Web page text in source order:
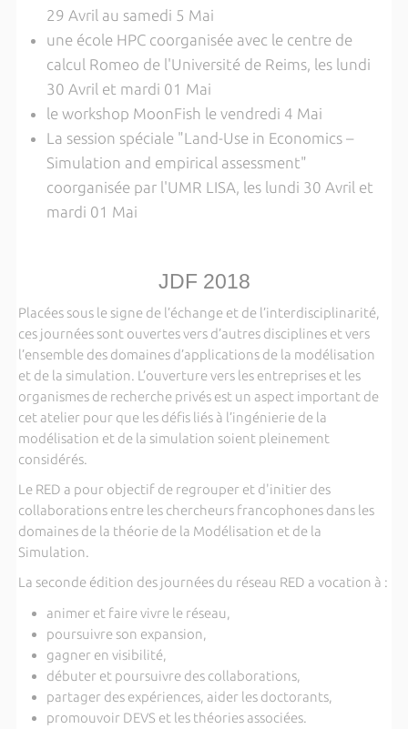
29 Avril au samedi 5 Mai
une école HPC coorganisée avec le centre de
calcul Romeo de l'Université de Reims, les lundi
30 Avril et mardi 01 Mai
le workshop MoonFish le vendredi 4 Mai
La session spéciale "Land-Use in Economics –
Simulation and empirical assessment"
coorganisée par l'UMR LISA, les lundi 30 Avril et
mardi 01 Mai
JDF 2018
Placées sous le signe de l’échange et de l’interdisciplinarité,
ces journées sont ouvertes vers d’autres disciplines et vers
l’ensemble des domaines d’applications de la modélisation
et de la simulation. L’ouverture vers les entreprises et les
organismes de recherche privés est un aspect important de
cet atelier pour que les défis liés à l’ingénierie de la
modélisation et de la simulation soient pleinement
considérés.
Le RED a pour objectif de regrouper et d'initier des
collaborations entre les chercheurs francophones dans les
domaines de la théorie de la Modélisation et de la
Simulation.
La seconde édition des journées du réseau RED a vocation à :
animer et faire vivre le réseau,
poursuivre son expansion,
gagner en visibilité,
débuter et poursuivre des collaborations,
partager des expériences, aider les doctorants,
promouvoir DEVS et les théories associées.